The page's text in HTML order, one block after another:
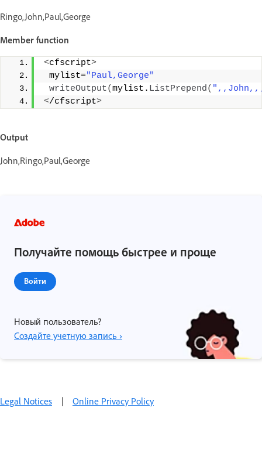
Ringo,John,Paul,George
Member function
<cfscript>
mylist="Paul,George"
writeOutput(mylist. ListPrepend(
</cfscript>
Output
John,Ringo,Paul,George
Получайте помощь быстрее и проще
Войти
Новый пользователь?
Создайте учетную запись ›
Legal Notices | Online Privacy Policy